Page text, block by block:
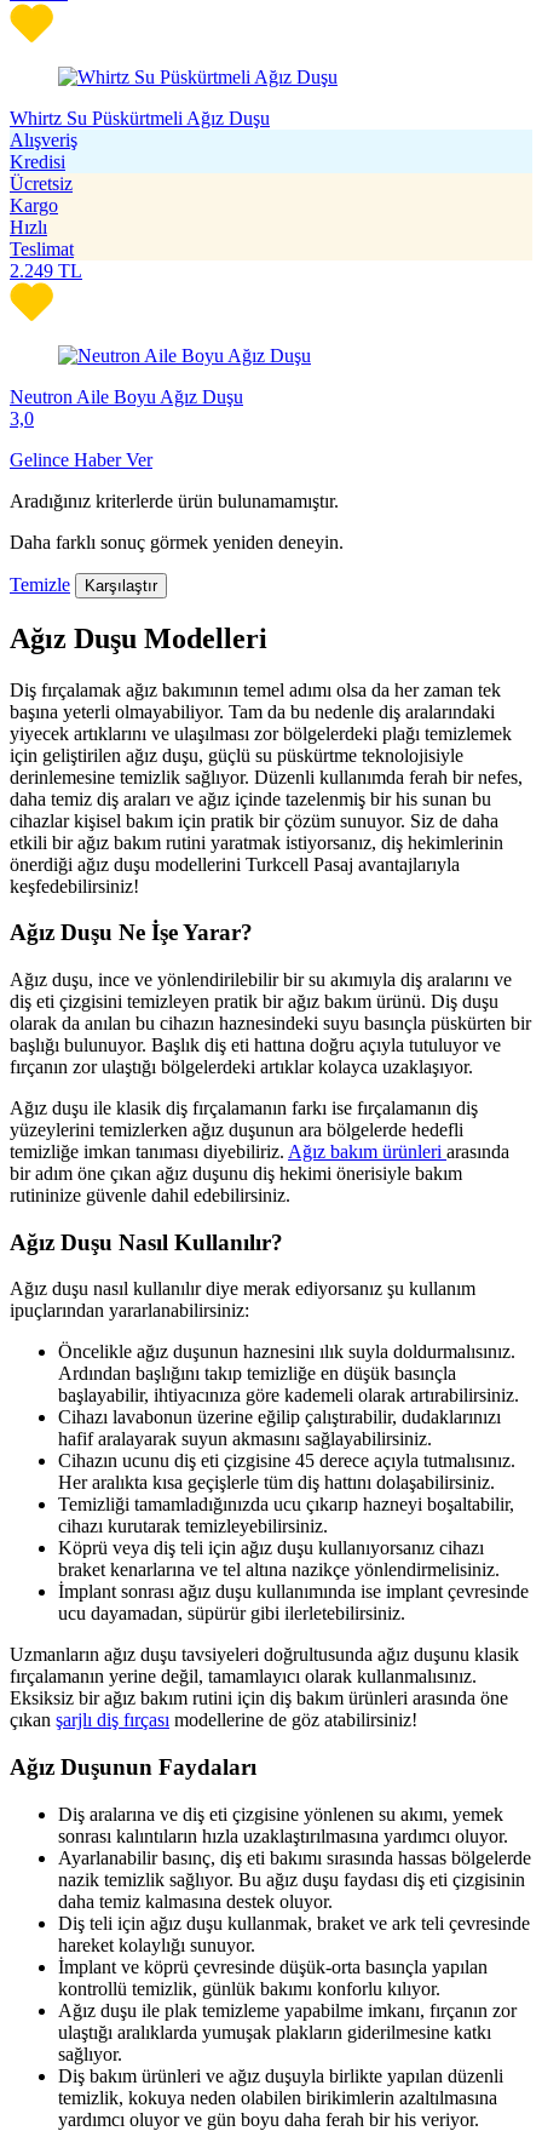
Whirtz Su Püskürtmeli Ağız Duşu
Alışveriş
Kredisi
Ücretsiz
Kargo
Hızlı
Teslimat
2.249 TL
Neutron Aile Boyu Ağız Duşu
3,0
Gelince Haber Ver
Aradığınız kriterlerde ürün bulunamamıştır.
Daha farklı sonuç görmek yeniden deneyin.
Temizle Karşılaştır
Ağız Duşu Modelleri
Diş fırçalamak ağız bakımının temel adımı olsa da her zaman tek
başına yeterli olmayabiliyor. Tam da bu nedenle diş aralarındaki
yiyecek artıklarını ve ulaşılması zor bölgelerdeki plağı temizlemek
için geliştirilen ağız duşu, güçlü su püskürtme teknolojisiyle
derinlemesine temizlik sağlıyor. Düzenli kullanımda ferah bir nefes,
daha temiz diş araları ve ağız içinde tazelenmiş bir his sunan bu
cihazlar kişisel bakım için pratik bir çözüm sunuyor. Siz de daha
etkili bir ağız bakım rutini yaratmak istiyorsanız, diş hekimlerinin
önerdiği ağız duşu modellerini Turkcell Pasaj avantajlarıyla
keşfedebilirsiniz!
Ağız Duşu Ne İşe Yarar?
Ağız duşu, ince ve yönlendirilebilir bir su akımıyla diş aralarını ve
diş eti çizgisini temizleyen pratik bir ağız bakım ürünü. Diş duşu
olarak da anılan bu cihazın haznesindeki suyu basınçla püskürten bir
başlığı bulunuyor. Başlık diş eti hattına doğru açıyla tutuluyor ve
fırçanın zor ulaştığı bölgelerdeki artıklar kolayca uzaklaşıyor.
Ağız duşu ile klasik diş fırçalamanın farkı ise fırçalamanın diş
yüzeylerini temizlerken ağız duşunun ara bölgelerde hedefli
temizliğe imkan tanıması diyebiliriz. Ağız bakım ürünleri arasında
bir adım öne çıkan ağız duşunu diş hekimi önerisiyle bakım
rutininize güvenle dahil edebilirsiniz.
Ağız Duşu Nasıl Kullanılır?
Ağız duşu nasıl kullanılır diye merak ediyorsanız şu kullanım
ipuçlarından yararlanabilirsiniz:
Öncelikle ağız duşunun haznesini ılık suyla doldurmalısınız.
Ardından başlığını takıp temizliğe en düşük basınçla
başlayabilir, ihtiyacınıza göre kademeli olarak artırabilirsiniz.
Cihazı lavabonun üzerine eğilip çalıştırabilir, dudaklarınızı
hafif aralayarak suyun akmasını sağlayabilirsiniz.
Cihazın ucunu diş eti çizgisine 45 derece açıyla tutmalısınız.
Her aralıkta kısa geçişlerle tüm diş hattını dolaşabilirsiniz.
Temizliği tamamladığınızda ucu çıkarıp hazneyi boşaltabilir,
cihazı kurutarak temizleyebilirsiniz.
Köprü veya diş teli için ağız duşu kullanıyorsanız cihazı
braket kenarlarına ve tel altına nazikçe yönlendirmelisiniz.
İmplant sonrası ağız duşu kullanımında ise implant çevresinde
ucu dayamadan, süpürür gibi ilerletebilirsiniz.
Uzmanların ağız duşu tavsiyeleri doğrultusunda ağız duşunu klasik
fırçalamanın yerine değil, tamamlayıcı olarak kullanmalısınız.
Eksiksiz bir ağız bakım rutini için diş bakım ürünleri arasında öne
çıkan şarjlı diş fırçası modellerine de göz atabilirsiniz!
Ağız Duşunun Faydaları
Diş aralarına ve diş eti çizgisine yönlenen su akımı, yemek
sonrası kalıntıların hızla uzaklaştırılmasına yardımcı oluyor.
Ayarlanabilir basınç, diş eti bakımı sırasında hassas bölgelerde
nazik temizlik sağlıyor. Bu ağız duşu faydası diş eti çizgisinin
daha temiz kalmasına destek oluyor.
Diş teli için ağız duşu kullanmak, braket ve ark teli çevresinde
hareket kolaylığı sunuyor.
İmplant ve köprü çevresinde düşük-orta basınçla yapılan
kontrollü temizlik, günlük bakımı konforlu kılıyor.
Ağız duşu ile plak temizleme yapabilme imkanı, fırçanın zor
ulaştığı aralıklarda yumuşak plakların giderilmesine katkı
sağlıyor.
Diş bakım ürünleri ve ağız duşuyla birlikte yapılan düzenli
temizlik, kokuya neden olabilen birikimlerin azaltılmasına
yardımcı oluyor ve gün boyu daha ferah bir his veriyor.